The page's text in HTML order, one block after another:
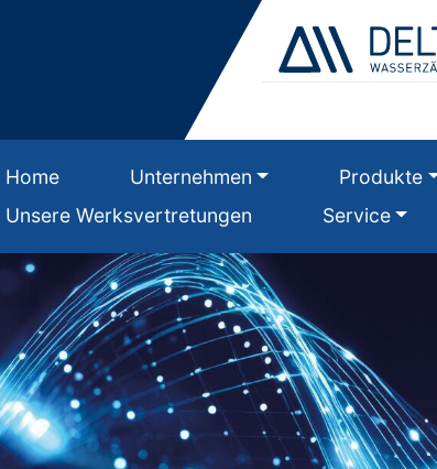
Home Unternehmen Produkte
Unsere Werksvertretungen
Service